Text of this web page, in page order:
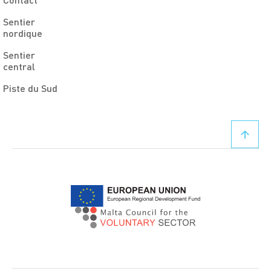
Sentier
nordique
Sentier
central
Piste du Sud